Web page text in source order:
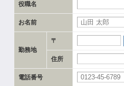
役職名
お名前
勤務地
〒
住所
電話番号